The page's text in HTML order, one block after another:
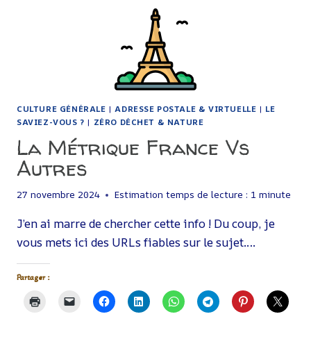
CULTURE GÉNÉRALE |ADRESSE POSTALE & VIRTUELLE | LE
SAVIEZ-VOUS ? | ZÉRO DÉCHET & NATURE
La Métrique France Vs
Autres
27 novembre 2024 Estimation temps de lecture : 1 minute
J’en ai marre de chercher cette info ! Du coup, je
vous mets ici des URLs fiables sur le sujet….
Partager :